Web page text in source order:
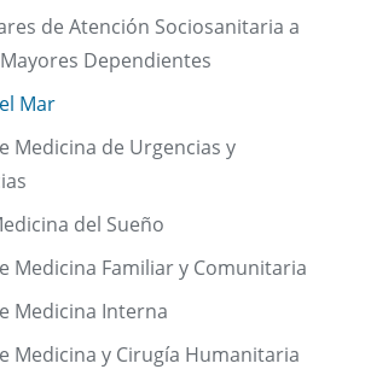
de Atención Sociosanitaria a
Dependientes
Mar
Medicina de Urgencias y
del Sueño
Medicina Familiar y Comunitaria
Medicina Interna
Medicina y Cirugía Humanitaria